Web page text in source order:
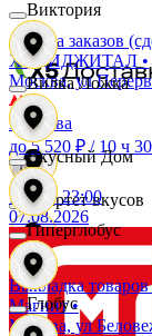
Дисма
Квартал
Квартет вкусов
Доброцен
Виктория
Вилка Ложка
Вкусный Дом
Гиперглобус
Глобус
Сборка заказов
X5 ДИДЖИТАЛ •
Москва, ул
Перерва
до 5 520 ₽/ 10 ч
11:00 -23:00
07.08.2026
Выкладка
Магнит•
Москва, ул